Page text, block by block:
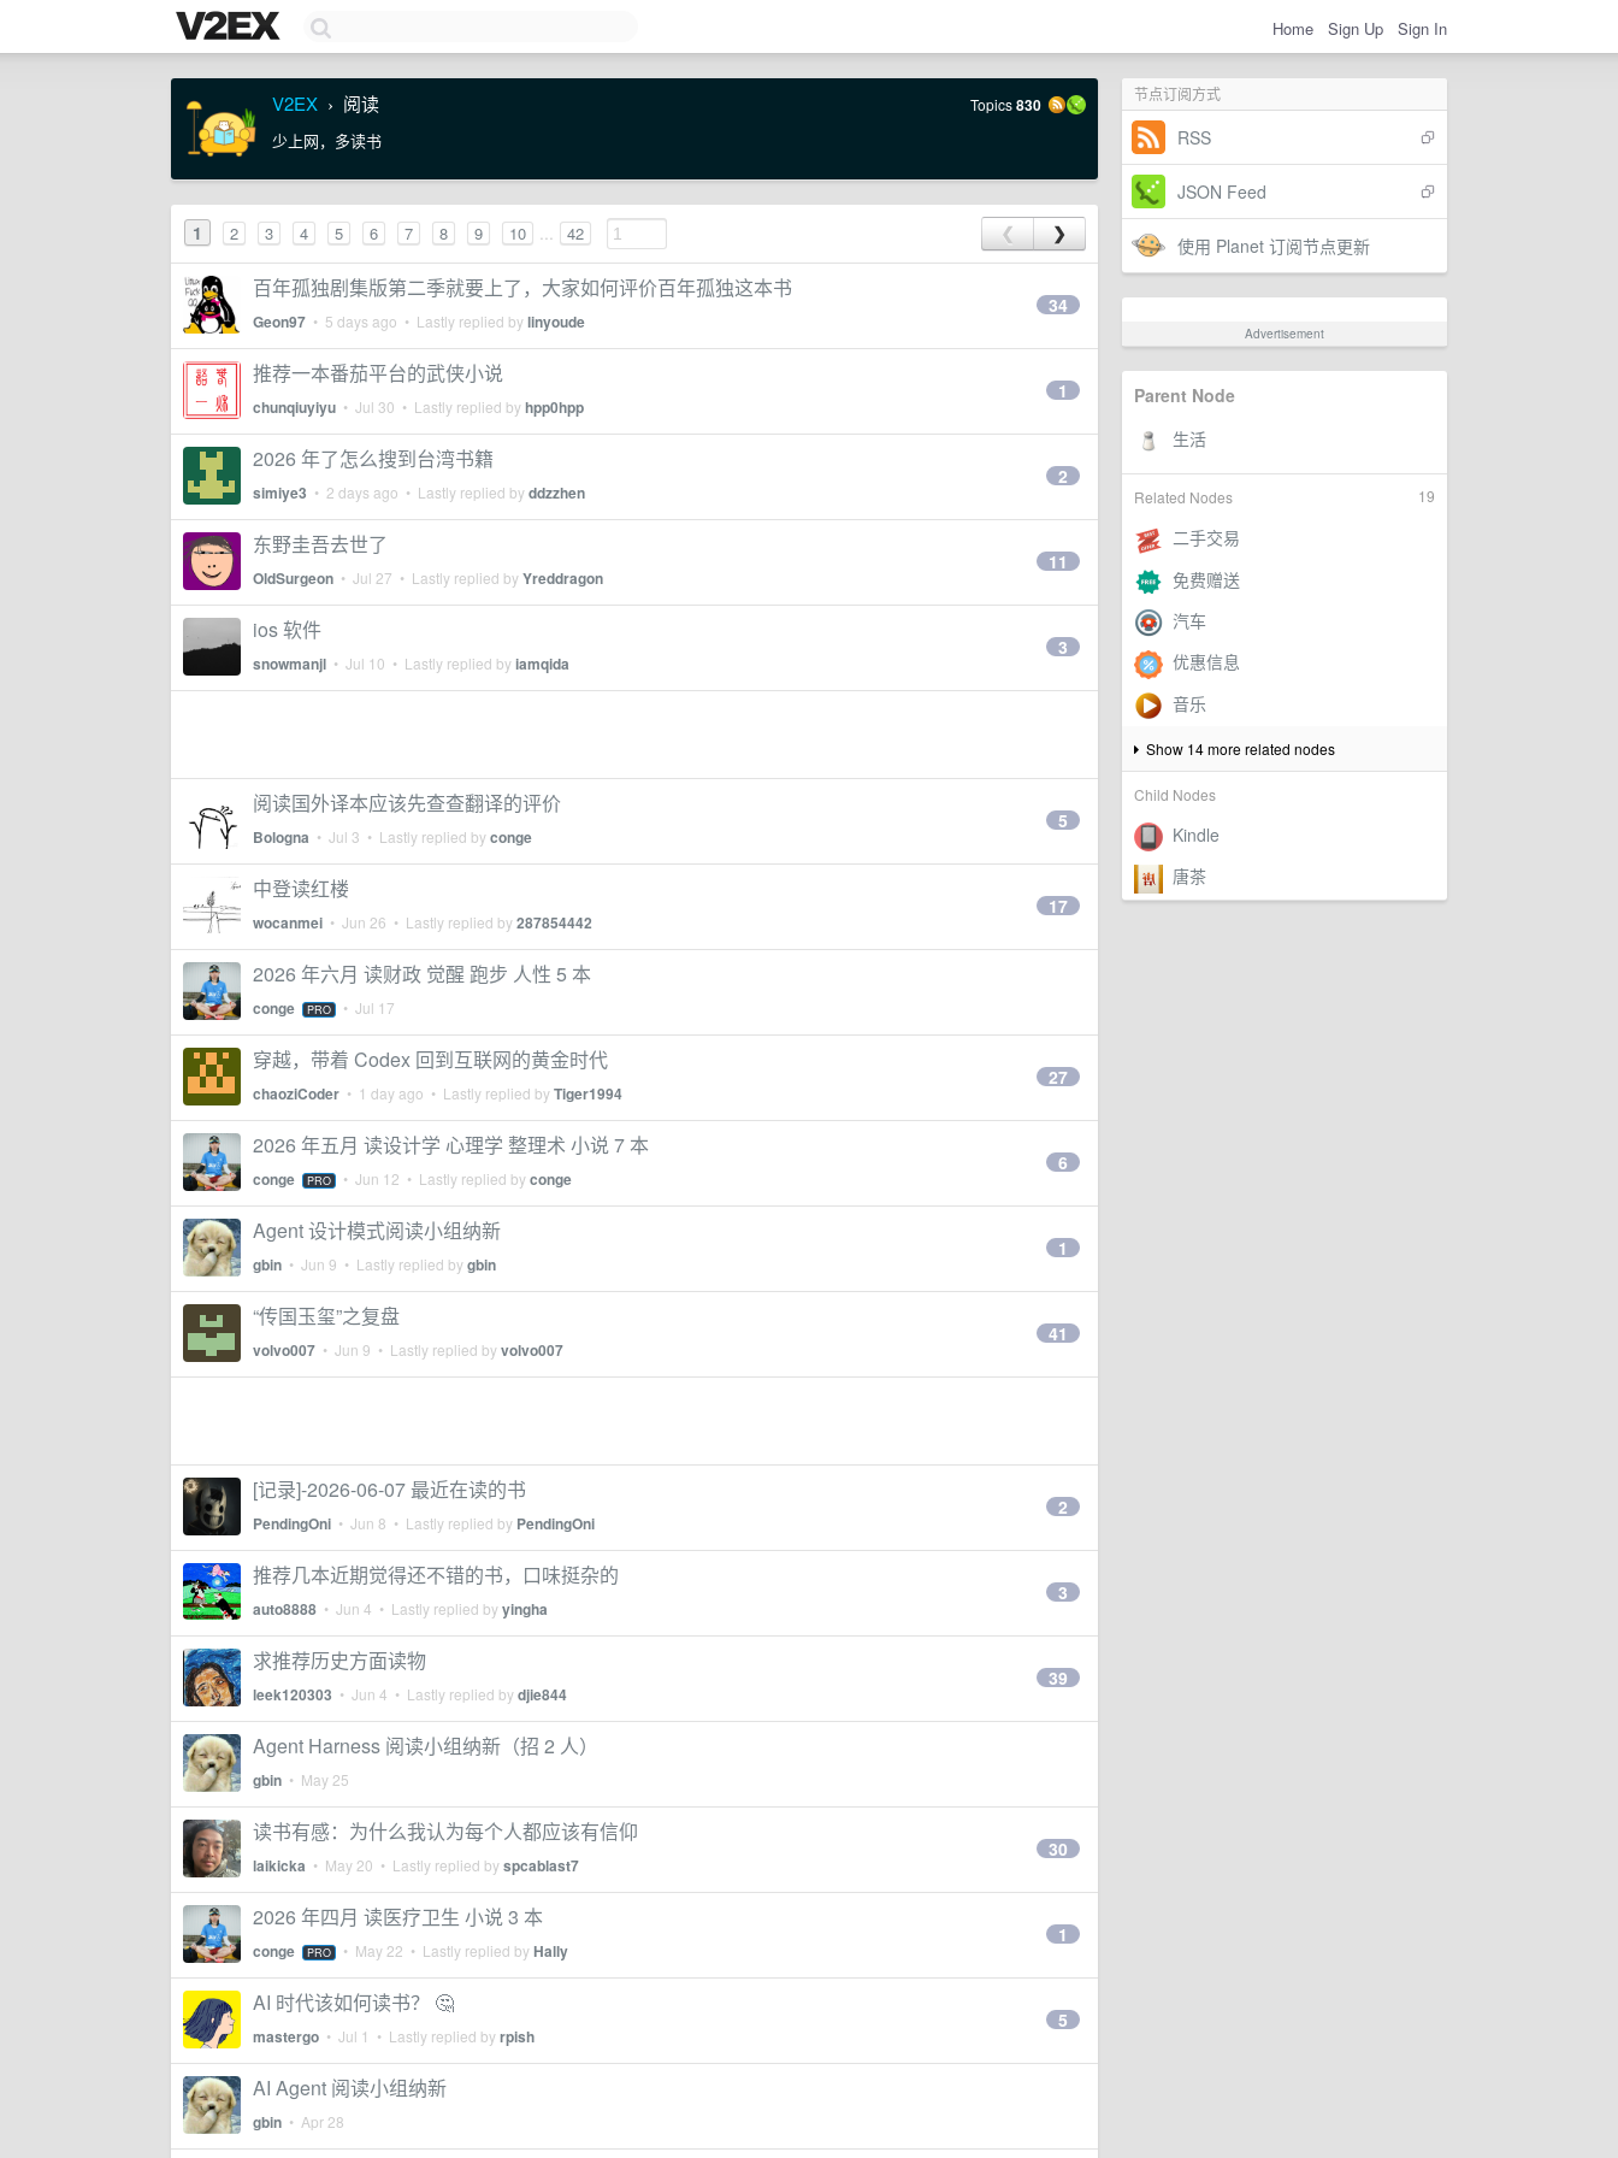
Home Sign Up Sign In
节点订阅方式
RSS
JSON Feed
使用 Planet 订阅节点更新
Advertisement
Parent Node
19
Related Nodes
Show 14 more related nodes
Child Nodes
V2EX › 阅读 Topics830
少上网，多读书
1 2 3 4 5 6 7 8 9 10 ... 42 ❮ ❯
百年孤独剧集版第二季就要上了，大家如何评价百年孤独这本书
Geon97 • 5 days ago • Lastly replied bylinyoude
34
推荐一本番茄平台的武侠小说
chunqiuyiyu • Jul 30 • Lastly replied byhpp0hpp
1
2026 年了怎么搜到台湾书籍
simiye3 • 2 days ago • Lastly replied byddzzhen
2
东野圭吾去世了
OldSurgeon • Jul 27 • Lastly replied byYreddragon
11
ios 软件
snowmanjl • Jul 10 • Lastly replied byiamqida
3
阅读国外译本应该先查查翻译的评价
Bologna • Jul 3 • Lastly replied byconge
5
中登读红楼
wocanmei • Jun 26 • Lastly replied by287854442
17
2026 年六月 读财政 觉醒 跑步 人性 5 本
conge PRO • Jul 17
穿越，带着 Codex 回到互联网的黄金时代
chaoziCoder • 1 day ago • Lastly replied byTiger1994
27
2026 年五月 读设计学 心理学 整理术 小说 7 本
conge PRO • Jun 12 • Lastly replied byconge
6
Agent 设计模式阅读小组纳新
gbin • Jun 9 • Lastly replied bygbin
1
“传国玉玺”之复盘
volvo007 • Jun 9 • Lastly replied byvolvo007
41
[记录]-2026-06-07 最近在读的书
PendingOni • Jun 8 • Lastly replied by PendingOni
2
推荐几本近期觉得还不错的书，口味挺杂的
auto8888 • Jun 4 • Lastly replied byyingha
3
求推荐历史方面读物
leek120303 • Jun 4 • Lastly replied bydjie844
39
Agent Harness 阅读小组纳新（招 2 人）
gbin • May 25
读书有感：为什么我认为每个人都应该有信仰
laikicka • May 20 • Lastly replied byspcablast7
30
2026 年四月 读医疗卫生 小说 3 本
conge PRO • May 22 • Lastly replied byHally
1
AI 时代该如何读书？ 🤔
mastergo • Jul 1 • Lastly replied byrpish
5
AI Agent 阅读小组纳新
gbin • Apr 28